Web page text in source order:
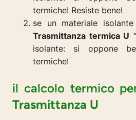
termiche! Resiste bene!
se un materiale
Trasmittanza termica U
isolante: si oppone
termiche!
il calcolo termico
Trasmittanza U